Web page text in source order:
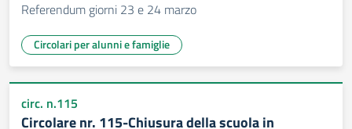
Referendum giorni 23 e 24 marzo
Circolari per alunni e famiglie
circ. n.115
Circolare nr. 115-Chiusura della scuola in